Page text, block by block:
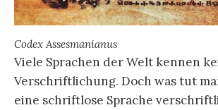
Codex Assesmanianus
Viele Sprachen der Welt kennen
Verschriftlichung. Doch was tut
eine schriftlose Sprache